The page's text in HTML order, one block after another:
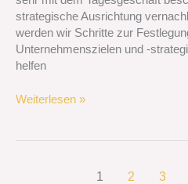
strategische Ausrichtung
werden wir Schritte zur
Unternehmenszielen und -
helfen
Weiterlesen »
1 2 3